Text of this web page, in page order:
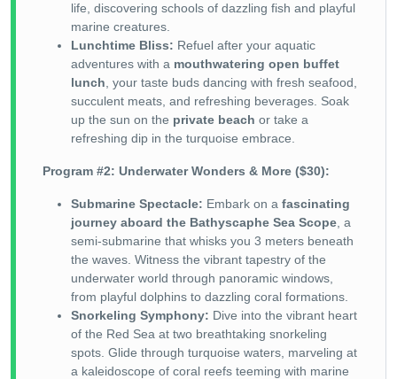
life, discovering schools of dazzling fish and playful
marine creatures.
Lunchtime Bliss: Refuel after your aquatic
adventures with a mouthwatering open buffet
lunch , your taste buds dancing with fresh seafood,
succulent meats, and refreshing beverages. Soak
up the sun on the private beach or take a
refreshing dip in the turquoise embrace.
Program #2: Underwater Wonders & More ($30):
Submarine Spectacle: Embark on a fascinating
journey aboard the Bathyscaphe Sea Scope , a
semi-submarine that whisks you 3 meters beneath
the waves. Witness the vibrant tapestry of the
underwater world through panoramic windows,
from playful dolphins to dazzling coral formations.
Snorkeling Symphony: Dive into the vibrant heart
of the Red Sea at two breathtaking snorkeling
spots. Glide through turquoise waters, marveling at
a kaleidoscope of coral reefs teeming with marine